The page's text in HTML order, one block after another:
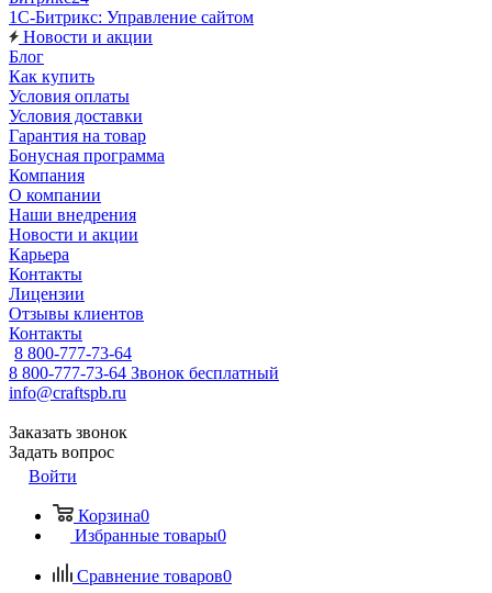
1С-Битрикс: Управление сайтом
Новости и акции
Блог
Как купить
Условия оплаты
Условия доставки
Гарантия на товар
Бонусная программа
Компания
О компании
Наши внедрения
Новости и акции
Карьера
Контакты
Лицензии
Отзывы клиентов
Контакты
8 800-777-73-64
8 800-777-73-64 Звонок бесплатный
info@craftspb.ru
Заказать звонок
Задать вопрос
Войти
Корзина0
Избранные товары0
Сравнение товаров0